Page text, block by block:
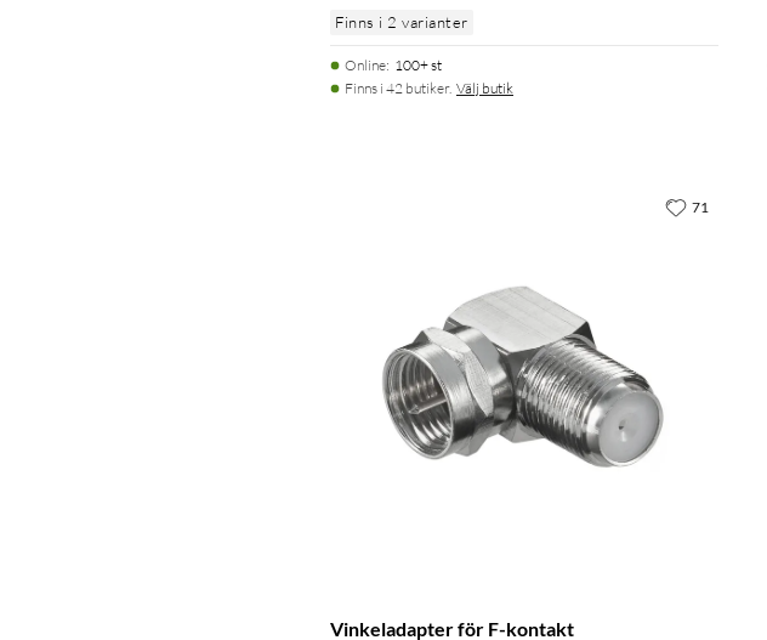
Finns i 2 varianter
Online: 100+ st
Finns i 42 butiker. Välj butik
Vinkeladapter för F-kontakt
71